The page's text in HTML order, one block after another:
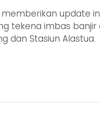
memberikan update
tekena imbas banjir
dan Stasiun Alastua.